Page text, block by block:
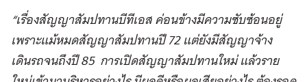
“เรื่องสัญญาสัมปทานบีทีเอส ค่อนข้างมีความซับซ้อนอยู่
เพราะแม้หมดสัญญาสัมปทานปี 72 แต่ยังมีสัญญาจ้าง
เดินรถจนถึงปี 85 การเปิดสัญญาสัมปทานใหม่ แล้วราย